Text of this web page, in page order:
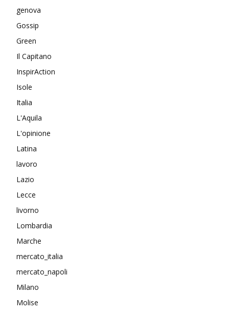
genova
Gossip
Green
Il Capitano
InspirAction
Isole
Italia
L'Aquila
L'opinione
Latina
lavoro
Lazio
Lecce
livorno
Lombardia
Marche
mercato_italia
mercato_napoli
Milano
Molise